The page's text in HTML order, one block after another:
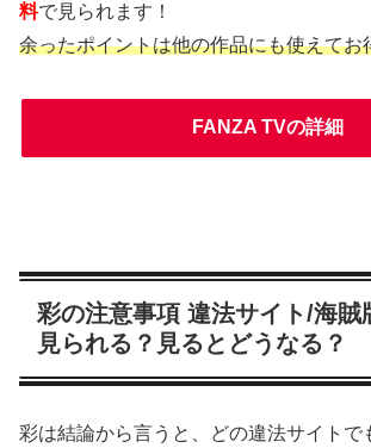
料で見られます！
余ったポイントは他の作品にも使えてお
FANZA TVの詳細
彩の注意事項 違法サイト/海
見られる？見るとどうなる？
彩は結論から言うと、どの違法サイトで